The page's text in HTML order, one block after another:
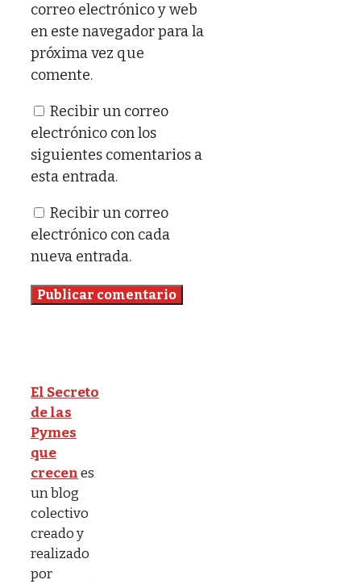
correo electrónico y web
en este navegador para la
próxima vez que
comente.
Recibir un correo
electrónico con los
siguientes comentarios a
esta entrada.
Recibir un correo
electrónico con cada
nueva entrada.
El Secreto
de las
Pymes
que
crecenes
un blog
colectivo
creado y
realizado
por